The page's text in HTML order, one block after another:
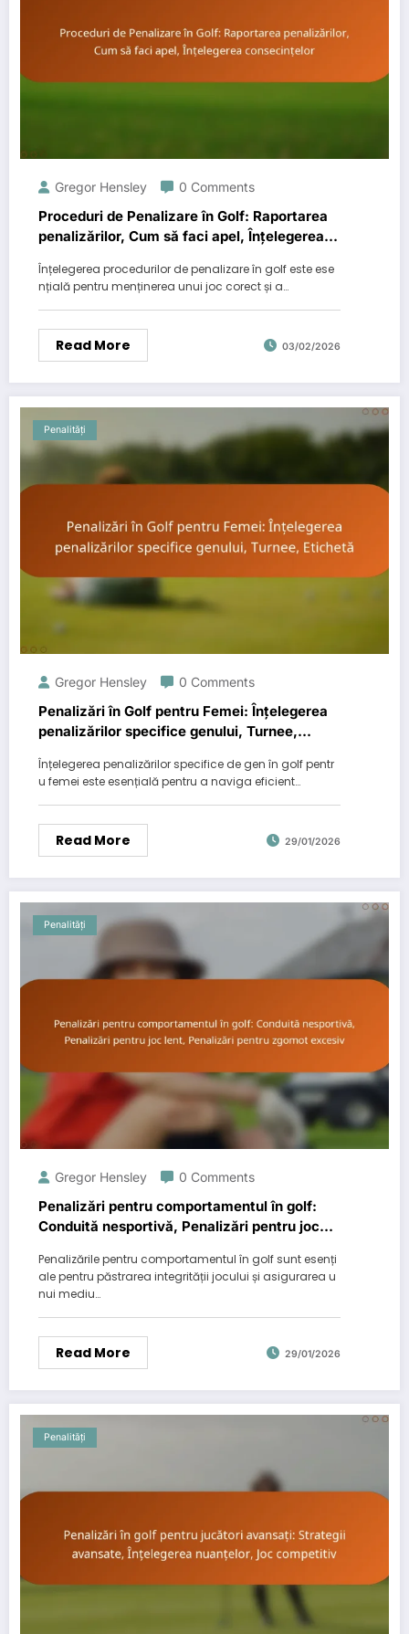
Gregor Hensley 0 Comments
Proceduri de Penalizare în Golf: Raportarea
penalizărilor, Cum să faci apel, Înțelegerea
Înțelegerea procedurilor de penalizare în golf este ese
nțială pentru menținerea unui joc corect și a…
Read More 03/02/2026
Penalități
Gregor Hensley 0 Comments
Penalizări în Golf pentru Femei: Înțelegerea
penalizărilor specifice genului, Turnee,
Înțelegerea penalizărilor specifice de gen în golf pentr
u femei este esențială pentru a naviga eficient…
Read More 29/01/2026
Penalități
Gregor Hensley 0 Comments
Penalizări pentru comportamentul în golf:
Conduită nesportivă, Penalizări pentru joc
Penalizările pentru comportamentul în golf sunt esenți
ale pentru păstrarea integrității jocului și asigurarea u
nui mediu…
Read More 29/01/2026
Penalități